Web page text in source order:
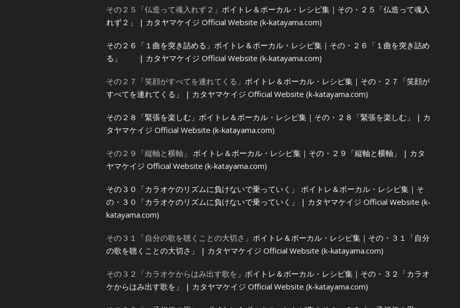
その２５「仏造って魂入れず２」 ボイトレ＆ボーカル・レシピ集｜その・２５「仏造って魂入
れず２」 | カタヤマケイジ Official Website (k-katayama.com)
その２６「１曲を突き詰める」 ボイトレ＆ボーカル・レシピ集｜その・２６「１曲を突き詰め
る」 | カタヤマケイジ Official Website (k-katayama.com)
その２７「笑顔がすべてを連れてくる」 ボイトレ＆ボーカル・レシピ集｜その・２７「笑顔が
すべてを連れてくる」 | カタヤマケイジ Official Website (k-katayama.com)
その２８「緊張を楽しむ」 ボイトレ＆ボーカル・レシピ集｜その・２８「緊張を楽しむ」 | カ
タヤマケイジ Official Website (k-katayama.com)
その２９「縦軸と横軸」 ボイトレ＆ボーカル・レシピ集｜その・２９「縦軸と横軸」 | カタ
ヤマケイジ Official Website (k-katayama.com)
その３０「カラオケのリズムに負けないで乗っていく」
ボイトレ＆ボーカル・レシピ集｜そ
の・３０「カラオケのリズムに負けないで乗っていく」 | カタヤマケイジ Official Website (k-
katayama.com)
その３１「自分の歌を聴くことの大切さ」 ボイトレ＆ボーカル・レシピ集｜その・３１「自分
の歌を聴くことの大切さ」 | カタヤマケイジ Official Website (k-katayama.com)
その３２「カラオケからはみ出す歌を」 ボイトレ＆ボーカル・レシピ集｜その・３２「カラオ
ケからはみ出す歌を」 | カタヤマケイジ Official Website (k-katayama.com)